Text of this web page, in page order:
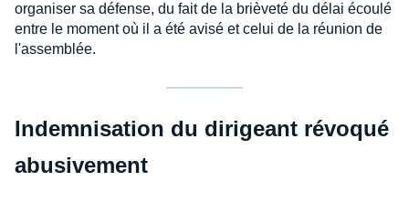
organiser sa défense, du fait de la brièveté du délai écoulé
entre le moment où il a été avisé et celui de la réunion de
l'assemblée.
Indemnisation du dirigeant révoqué
abusivement